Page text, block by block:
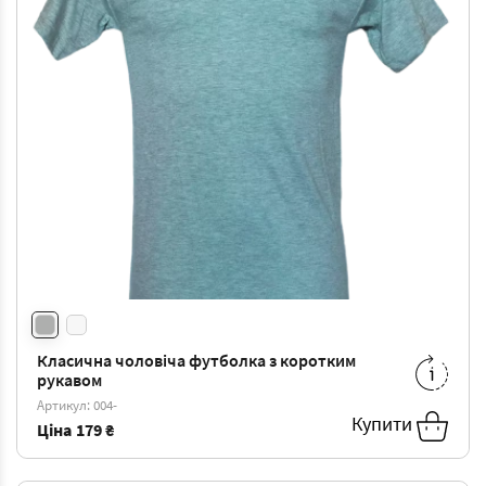
Класична чоловіча футболка з коротким
рукавом
Артикул: 004-
Ціна 179 ₴ Купити
S - 194 ₴ M - 209 ₴
L -
XXL - 260 ₴